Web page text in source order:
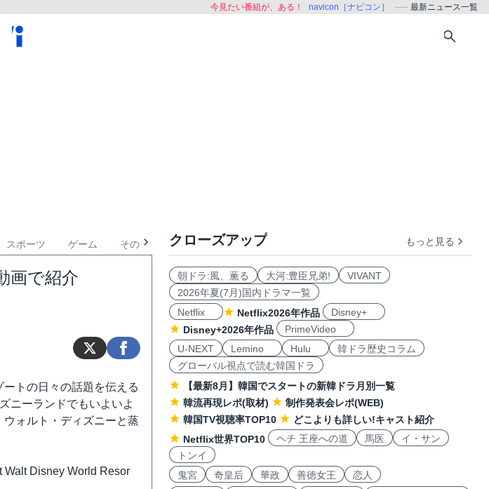
今見たい番組が、ある！ navicon［ナビコン］ 最新ニュース一覧
スポーツ ゲーム その他
画で紹介
トの日々の話題を伝える
ニーランドでもいよいよ
ォルト・ディズニーと蒸
Walt Disney World Resor
クローズアップ もっと見る
朝ドラ:風、薫る 大河:豊臣兄弟!
VIVANT
2026年夏(7月)国内ドラマ一覧
Netflix
Netflix2026年作品
Disney+
Disney+2026年作品
PrimeVideo
U-NEXT
Lemino Hulu
韓ドラ歴史コラム
グローバル視点で読む韓国ドラ
【最新8月】韓国でスタートの新韓ドラ月別一覧
韓流再現レポ(取材)
制作発表会レポ(WEB)
韓国TV視聴率TOP10
どこよりも詳しい!キャスト紹介
Netflix世界TOP10
ヘチ 王座への道 馬医
イ・サン
トンイ
鬼宮
奇皇后 華政 善徳女王
恋人